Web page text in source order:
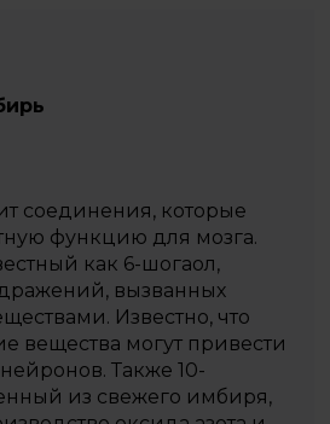
соединения, которые
функцию для мозга.
как 6-шогаол,
вызванных
Известно, что
вещества могут привести
Также 10-
из свежего имбиря,